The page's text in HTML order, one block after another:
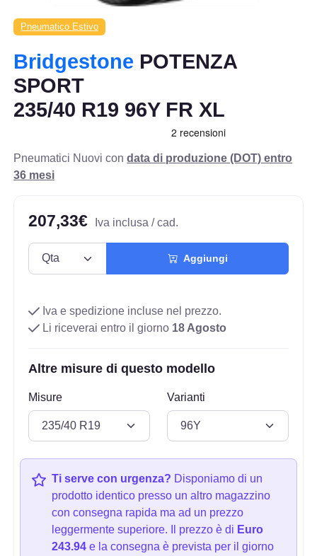
Pneumatico Estivo
Bridgestone POTENZA
SPORT
235/40 R19 96Y FR XL
Pneumatici Nuovi condata di produzione (DOT) entro
36 mesi
207,33€ Iva inclusa / cad.
Aggiungi
Iva e spedizione incluse nel prezzo.
Li riceverai entro il giorno 18 Agosto
Altre misure di questo modello
Misure Varianti
Ti serve con urgenza? Disponiamo di un
prodotto identico presso un altro magazzino
con consegna rapida ma ad un prezzo
leggermente superiore. Il prezzo è di Euro
243.94 e la consegna è prevista per il giorno